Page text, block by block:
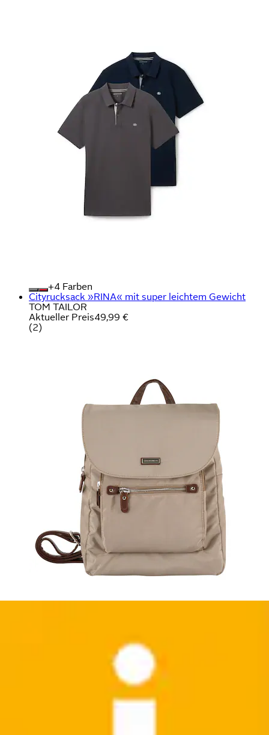
+
Farben
Cityrucksack »RINA« mit super leichtem Gewicht
TOM TAILOR
Aktueller Preis49,99 €
(2)
Umhängetasche »Cilia« lässige Handtasche für die
Party aus Lederimitat in strahlenden...
TOM TAILOR Denim
35,99 € Grundpreis